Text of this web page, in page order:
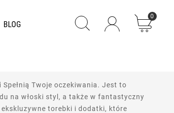
BLOG
0
Spełnią Twoje oczekiwania. Jest to
na włoski styl, a także w fantastyczny
torebki i dodatki, które